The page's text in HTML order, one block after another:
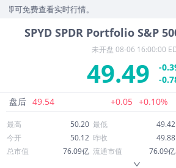
费查看实时行情。
SPYD SPDR Portfolio S&P 500
未开盘 08-06 16:00:00
49.49
-
-
盘后 49.54 +0.05 +0.10%
最高 50.20 最低 49.42
今开
50.12 昨收 49.88
总市值
76.09亿 流通市值 76.09亿